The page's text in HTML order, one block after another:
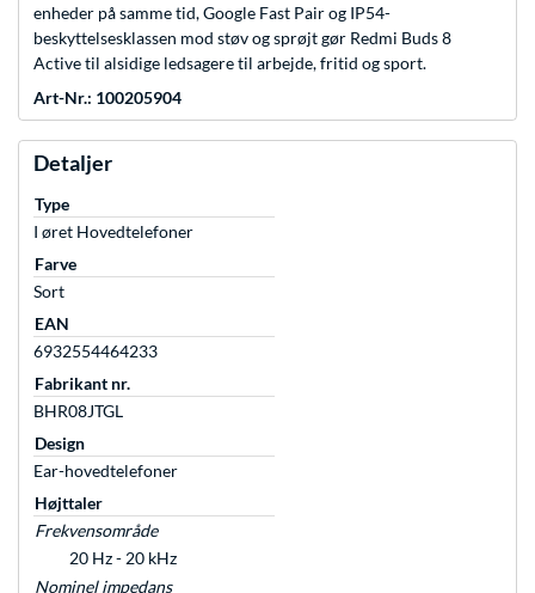
enheder på samme tid, Google Fast Pair og IP54-
beskyttelsesklassen mod støv og sprøjt gør Redmi Buds 8
Active til alsidige ledsagere til arbejde, fritid og sport.
Art-Nr.: 100205904
Detaljer
Type
I øret Hovedtelefoner
Farve
Sort
EAN
6932554464233
Fabrikant nr.
BHR08JTGL
Design
Ear-hovedtelefoner
Højttaler
Frekvensområde
20 Hz - 20 kHz
Nominel impedans